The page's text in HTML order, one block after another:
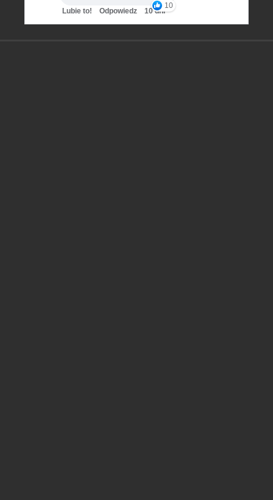
10
Lubie to! Odpowiedz 10 dni